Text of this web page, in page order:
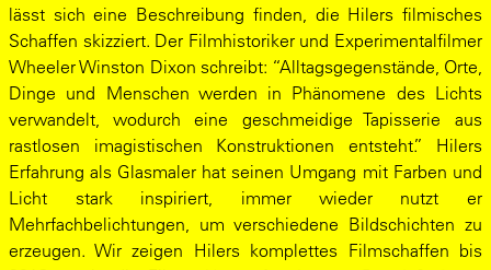
lässt sich eine Beschreibung finden, die Hilers filmisches
Schaffen skizziert. Der Filmhistoriker und Experimentalfilmer
Wheeler Winston Dixon schreibt: “Alltagsgegenstände, Orte,
Dinge und Menschen werden in Phänomene des Lichts
verwandelt, wodurch eine geschmeidige Tapisserie aus
rastlosen imagistischen Konstruktionen entsteht.” Hilers
Erfahrung als Glasmaler hat seinen Umgang mit Farben und
Licht stark inspiriert, immer wieder nutzt er
Mehrfachbelichtungen, um verschiedene Bildschichten zu
erzeugen. Wir zeigen Hilers komplettes Filmschaffen bis